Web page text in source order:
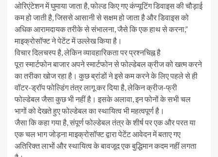
ओरिएंटेशन में घुमाया जाता है, फोल्ड किए गए कंप्यूटिंग डिवाइस की चौड़ाई
कम हो जाती है, जिससे आसानी से सक्षम हो जाता है और डिवाइस को
अधिक आरामदायक तरीके से संभालना, जैसे कि एक हाथ से करना,”
माइक्रोसॉफ्ट ने पेटेंट में उल्लेख किया है।
विचार दिलचस्प है, लेकिन व्यावहारिकता पर प्रश्नचिह्न है
पूरा स्मार्टफोन बाजार अपने स्मार्टफोन से फोल्डेबल क्रीज को खत्म करने
का तरीका खोज रहा है। कुछ ब्रांडों ने इसे कम करने के लिए पहले से ही
वॉटर-ड्रॉप फोल्डिंग तंत्र लागू कर दिया है, लेकिन क्रीज-फ्री
फोल्डेबल जैसा कुछ भी नहीं है। इसके अलावा, इन फोनों के सभी चल
भागों को देखते हुए फोल्डेबल का स्थायित्व भी महत्वपूर्ण है।
जैसा कि कहा गया है, संपूर्ण फोल्डेबल तंत्र के शीर्ष पर एक और परत या
एक चल भाग जोड़ना माइक्रोसॉफ्ट द्वारा पेटेंट आवेदन में बताए गए
अतिरिक्त लाभों और स्थायित्व के बावजूद एक बुद्धिमान कदम नहीं लगता